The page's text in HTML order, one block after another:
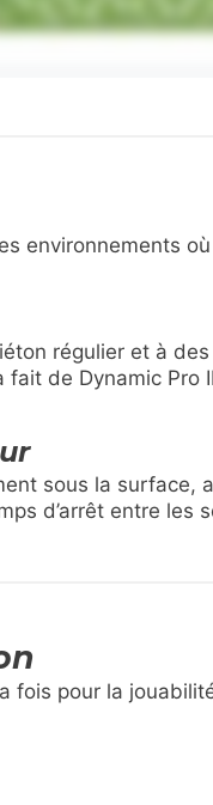
environnements
régulier et à
de Dynamic Pro
sous la surface,
d’arrêt entre les
fois pour la